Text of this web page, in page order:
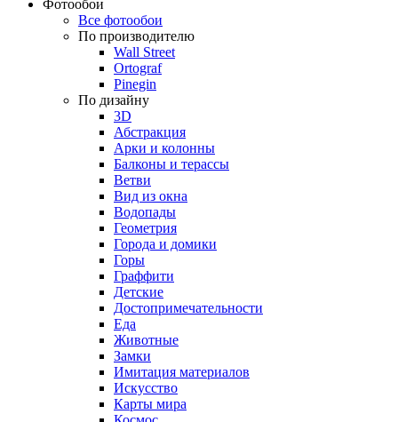
Фотообои
Все фотообои
По производителю
Wall Street
Ortograf
Pinegin
По дизайну
3D
Абстракция
Арки и колонны
Балконы и терассы
Ветви
Вид из окна
Водопады
Геометрия
Города и домики
Горы
Граффити
Детские
Достопримечательности
Еда
Животные
Замки
Имитация материалов
Искусство
Карты мира